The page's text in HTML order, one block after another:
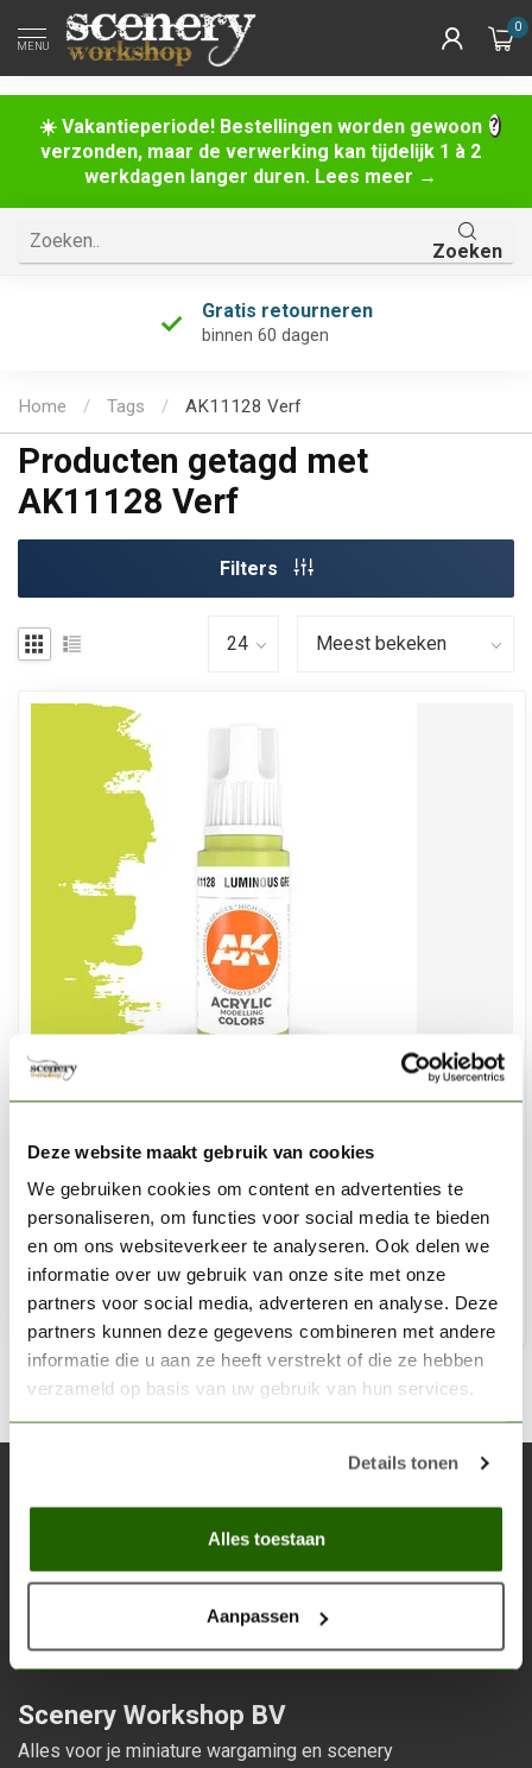
Deze website maakt gebruik van cookies
We gebruiken cookies om content en advertenties te
personaliseren, om functies voor social media te bieden
en om ons websiteverkeer te analyseren. Ook delen we
informatie over uw gebruik van onze site met onze
partners voor social media, adverteren en analyse. Deze
partners kunnen deze gegevens combineren met andere
informatie die u aan ze heeft verstrekt of die ze hebben
verzameld op basis van uw gebruik van hun services.
Details tonen
Alles toestaan
Aanpassen
☀️ Vakantieperiode! Bestellingen worden gewoon
verzonden, maar de verwerking kan tijdelijk 1 à 2
werkdagen langer duren. Lees meer →
MENU
0
Zoeken
Gratis retourneren
binnen 60 dagen
Home / Tags / AK11128 Verf
Producten getagd met
AK11128 Verf
Filters
Luminous Green Acrylic Modelling Colors - 17ml -
AK11128
€2,75
Op voorraad
Scenery Workshop BV
Alles voor je miniature wargaming en scenery